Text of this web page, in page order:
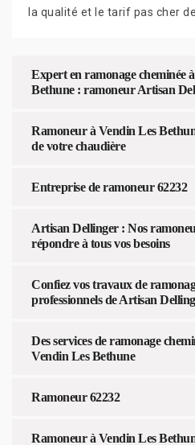
la qualité et le tarif pas cher
Expert en ramonage cheminée
Bethune : ramoneur Artisan
Ramoneur à Vendin Les
de votre chaudière
Entreprise de ramoneur 62232
Artisan Dellinger : Nos
répondre à tous vos besoins
Confiez vos travaux de
professionnels de Artisan
Des services de ramonage
Vendin Les Bethune
Ramoneur 62232
Ramoneur à Vendin Les